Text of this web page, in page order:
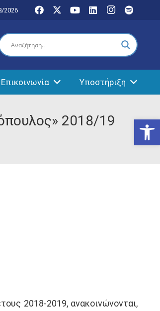
2026
Επικοινωνία Υποστήριξη
2018/19
2018-2019, ανακοινώνονται,